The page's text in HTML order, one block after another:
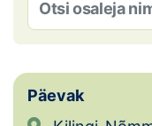
Kontakt
EOL
Päevak